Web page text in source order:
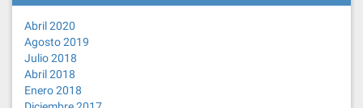
Abril 2020
Agosto 2019
Julio 2018
Abril 2018
Enero 2018